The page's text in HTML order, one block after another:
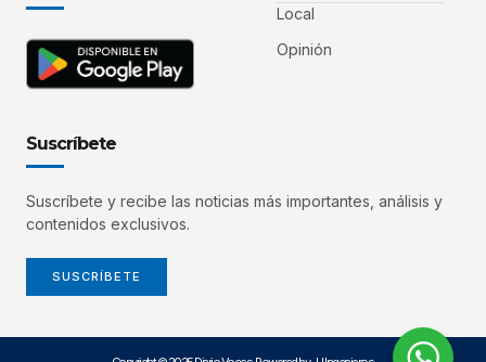
Local
Opinión
Suscríbete
Suscríbete y recibe las noticias más importantes, análisis y
contenidos exclusivos.
SUSCRÍBETE